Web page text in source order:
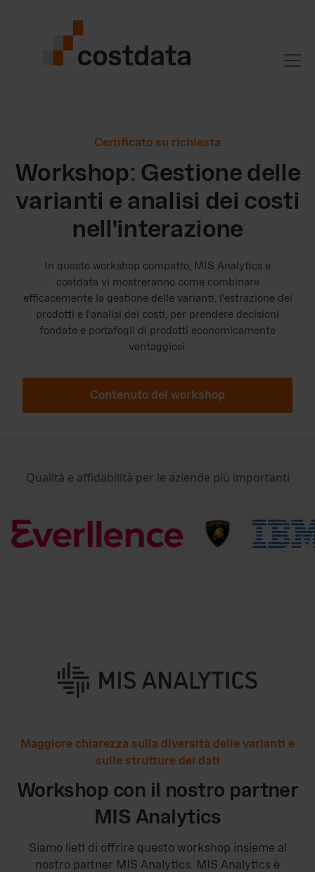
Certificato su richiesta
Workshop: Gestione delle
varianti e analisi dei costi
nell'interazione
In questo workshop compatto, MIS Analytics e
costdata vi mostreranno come combinare
efficacemente la gestione delle varianti, l'estrazione dei
prodotti e l'analisi dei costi, per prendere decisioni
fondate e portafogli di prodotti economicamente
vantaggiosi.
Contenuto del workshop
Qualità e affidabilità per le aziende più importanti
Maggiore chiarezza sulla diversità delle varianti e
sulle strutture dei dati
Workshop con il nostro partner
MIS Analytics
Siamo lieti di offrire questo workshop insieme al
nostro partner MIS Analytics. MIS Analytics è